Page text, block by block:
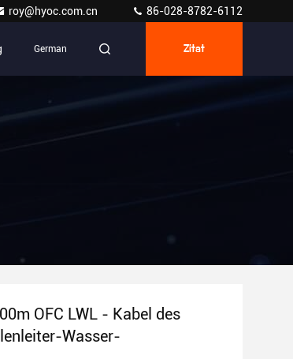
roy@hyoc.com.cn 86-028-8782-6112
German Zitat
OFC LWL - Kabel des
Wasser-